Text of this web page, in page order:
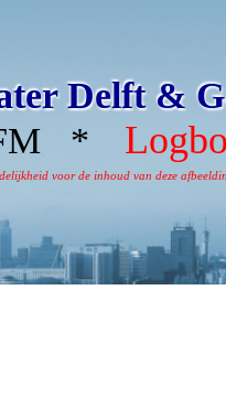
Delft &
*
voor de inhoud van deze